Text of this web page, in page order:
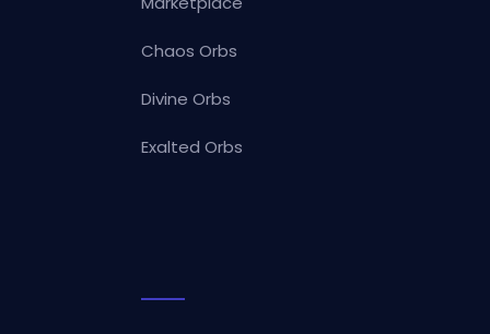
Chaos Orbs
Divine Orbs
Exalted Orbs